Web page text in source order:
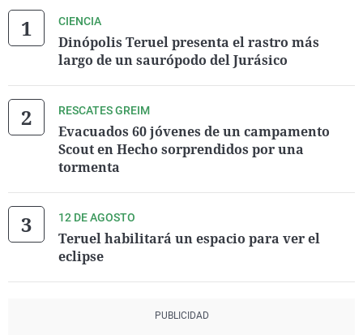
CIENCIA
Dinópolis Teruel presenta el rastro más
largo de un saurópodo del Jurásico
RESCATES GREIM
Evacuados 60 jóvenes de un campamento
Scout en Hecho sorprendidos por una
tormenta
12 DE AGOSTO
Teruel habilitará un espacio para ver el
eclipse